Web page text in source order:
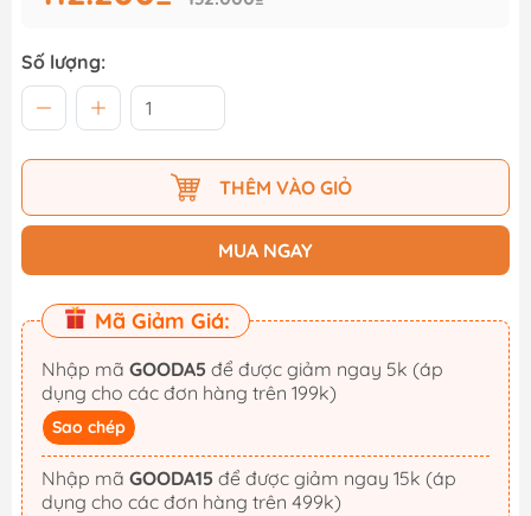
Số lượng:
THÊM VÀO GIỎ
MUA NGAY
Mã Giảm Giá:
Nhập mã GOODA5
dụng cho các đơn hàng trên 199k)
Sao chép
Nhập mã GOODA15
dụng cho các đơn hàng trên 499k)